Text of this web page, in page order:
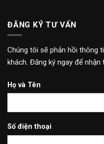
ĐĂNG KÝ TƯ VẤN
Chúng tôi sẽ phản hồi thông
khách. Đăng ký ngay để
Họ và Tên
Số điện thoại